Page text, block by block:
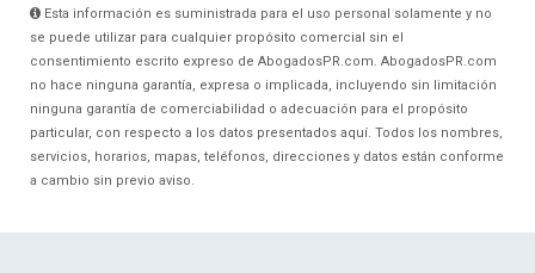
Esta información es suministrada para el uso personal solamente y no
se puede utilizar para cualquier propósito comercial sin el
consentimiento escrito expreso de AbogadosPR.com. AbogadosPR.com
no hace ninguna garantía, expresa o implicada, incluyendo sin limitación
ninguna garantía de comerciabilidad o adecuación para el propósito
particular, con respecto a los datos presentados aquí. Todos los nombres,
servicios, horarios, mapas, teléfonos, direcciones y datos están conforme
a cambio sin previo aviso.